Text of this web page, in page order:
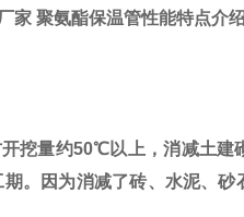
家 聚氨酯保温管性能特点介
挖量约50℃以上，消减土
。因为消减了砖、水泥、